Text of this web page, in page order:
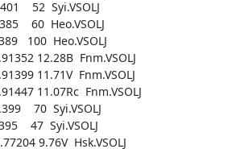
52  Syi.VSOLJ
60  Heo.VSOLJ
100  Heo.VSOLJ
12.28B  Fnm.VSOLJ
11.71V  Fnm.VSOLJ
11.07Rc  Fnm.VSOLJ
70  Syi.VSOLJ
47  Syi.VSOLJ
9.76V  Hsk.VSOLJ